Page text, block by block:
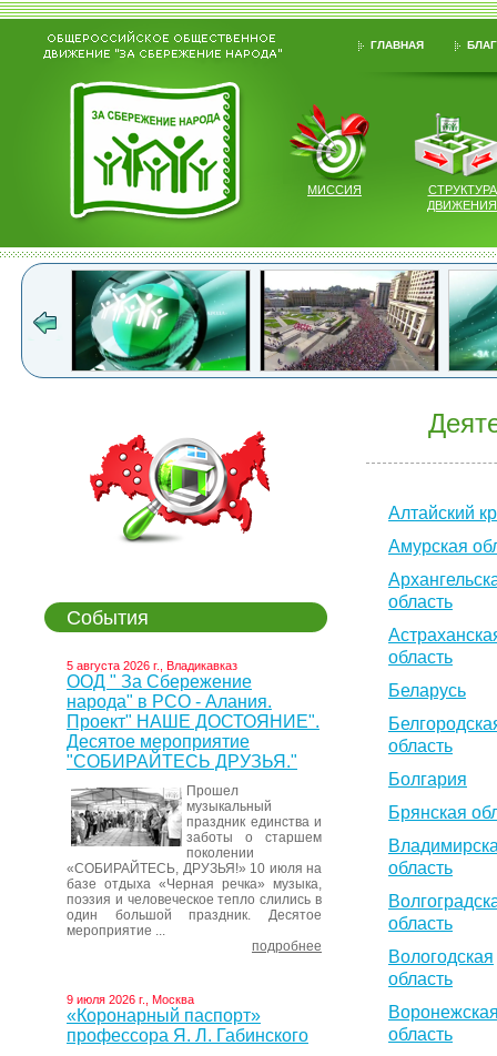
ГЛАВНАЯ
МИССИЯ
СТРУКТУРА
ДВИЖЕНИЯ
События
5 августа 2026 г., Владикавказ
ООД " За Сбережение
народа" в РСО - Алания.
Проект" НАШЕ ДОСТОЯНИЕ".
Десятое мероприятие
"СОБИРАЙТЕСЬ ДРУЗЬЯ."
Прошел
музыкальный
праздник единства и
заботы о старшем
поколении
«СОБИРАЙТЕСЬ, ДРУЗЬЯ!» 10 июля на
базе отдыха «Черная речка» музыка,
поэзия и человеческое тепло слились в
один большой праздник. Десятое
мероприятие ...
подробнее
9 июля 2026 г., Москва
«Коронарный паспорт»
профессора Я. Л. Габинского
Алтайский
Амурская
область
область
Беларусь
область
Болгария
Брянская
область
область
Вологодская
область
область